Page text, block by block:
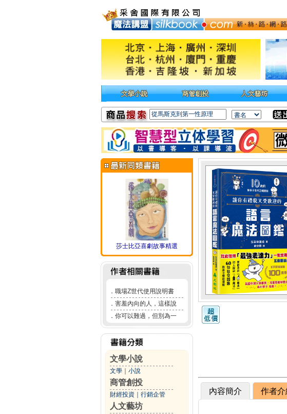
莎士比亞喜劇故事精選
． 職場Z世代使用說明書
． 害羞內向的人，這樣說
． 你可以難過，但別為一
文學小說
文學 小說
商管創投
財經投資 行銷企管
人文藝坊
內容簡介 作者介